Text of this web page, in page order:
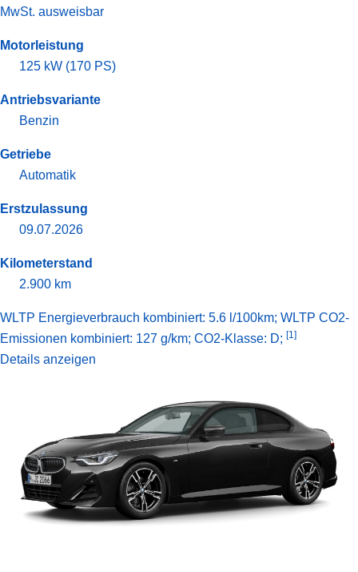
MwSt. ausweisbar
Motorleistung
125 kW (170 PS)
Antriebsvariante
Benzin
Getriebe
Automatik
Erstzulassung
09.07.2026
Kilometerstand
2.900 km
WLTP Energieverbrauch kombiniert: 5.6 l/100km; WLTP CO2-
Emissionen kombiniert: 127 g/km; CO2-Klasse: D; [1]
Details anzeigen